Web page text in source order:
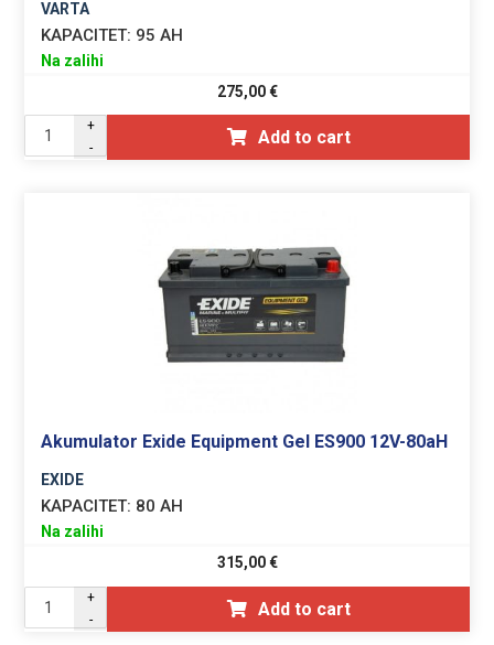
VARTA
KAPACITET: 95 AH
Na zalihi
275,00€
+
-
Add to cart
Akumulator Exide Equipment Gel ES900 12V-80aH
EXIDE
KAPACITET: 80 AH
Na zalihi
315,00€
+
-
Add to cart